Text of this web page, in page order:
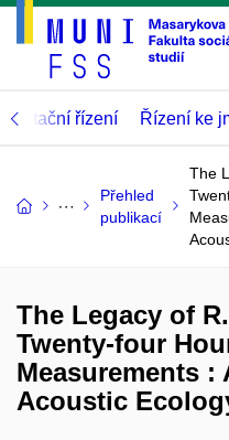
řízení Řízení ke
Přehled
publikací
The
The Legacy of
Twenty-four
Measurements
Acoustic